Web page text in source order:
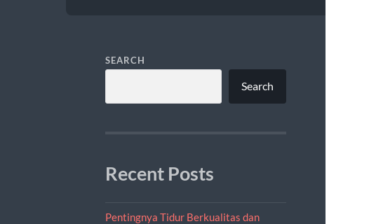
SEARCH
Search
Recent Posts
Pentingnya Tidur Berkualitas dan